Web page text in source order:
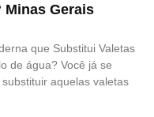
Gerais
que Substitui Valetas
de água? Você já se
aquelas valetas